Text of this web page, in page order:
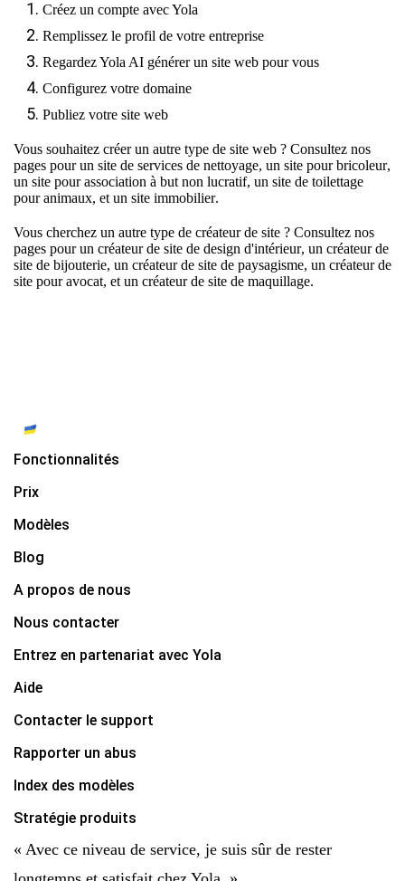
Créez un compte avec Yola
Remplissez le profil de votre entreprise
Regardez Yola AI générer un site web pour vous
Configurez votre domaine
Publiez votre site web
Vous souhaitez créer un autre type de site web ? Consultez nos
pages pour un site de services de nettoyage, un site pour bricoleur,
un site pour association à but non lucratif, un site de toilettage
pour animaux, et un site immobilier.
Vous cherchez un autre type de créateur de site ? Consultez nos
pages pour un créateur de site de design d'intérieur, un créateur de
site de bijouterie, un créateur de site de paysagisme, un créateur de
site pour avocat, et un créateur de site de maquillage.
Fonctionnalités
Prix
Modèles
Blog
A propos de nous
Nous contacter
Entrez en partenariat avec Yola
Aide
Contacter le support
Rapporter un abus
Index des modèles
Stratégie produits
« Avec ce niveau de service, je suis sûr de rester